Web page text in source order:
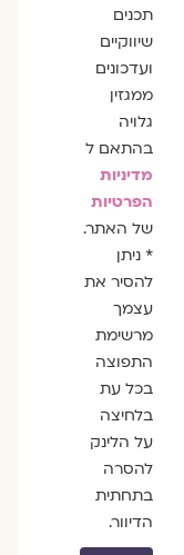
תכנים
שיווקיים
ועדכונים
ממגזין
גלויה
בהתאם ל
מדיניות
הפרטיות
של האתר.
* ניתן
להסיר את
עצמך
מרשימת
התפוצה
בכל עת
בלחיצה
על הלינק
להסרה
בתחתית
הדיוור.